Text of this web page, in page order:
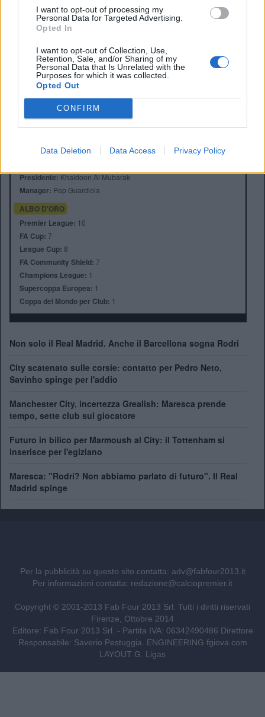
I want to opt-out of processing my
Personal Data for Targeted Advertising.
Opted In
I want to opt-out of Collection, Use,
Retention, Sale, and/or Sharing of my
Personal Data that Is Unrelated with the
Purposes for which it was collected.
Opted Out
CONFIRM
Data Deletion Data Access Privacy Policy
Stadio:Etihad Stadium (47.405)
Presidente:Khaldoon Al Mubarak
Manager: Pep Guardiola
ALBO D'ORO
Premier League: 10
FA Cup: 7
League Cup: 8
FA Community Shield: 7
Champions League: 1
Supercoppa Europea: 1
Coppa del Mondo per Club: 1
Non solo il Real Madrid. Anche il Barcellona sogna Rodri
City scatenato sulle corsie: contatto per Pedro Neto,
Savinho spinge per l'addio
Manchester City, incertezza Grealish: Maresca prende
tempo, sette club sul giocatore
Futuro in bilico per Marmoush al City: il Tottenham si
inserisce per l'egiziano
Maresca: "Rodri? Non abbiamo parlato di futuro". Il Real
Madrid spinge
Per la pubblicità su questo sito contatta: adv@fabfour2013.it
Per informazioni contatta: redazione@calciopremier.it
Copyright © 2001-2013 Fab Four 2013 Srl. Tutti i diritti riservati
Firenze, Ottobre 2014
Editore: Fab Four 2013 Srl. - Partita IVA: 06342490486 Direttore
Responsabile: Saverio Pestuggia. ENGINEERING fgiova.com
LAYOUT G. Ligas